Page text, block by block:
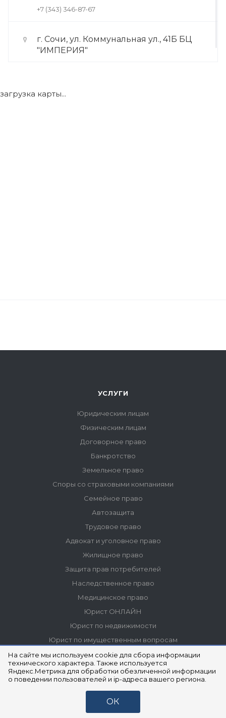
На сайте мы используем cookie для сбора информации
технического характера. Также используется
Яндекс.Метрика для обработки обезличенной информации
о поведении пользователей и ip-адреса вашего региона.
ОК
+7 (343) 346-87-67
г. Сочи, ул. Коммунальная ул., 41Б БЦ
"ИМПЕРИЯ"
загрузка карты...